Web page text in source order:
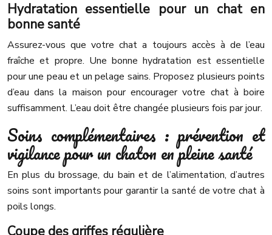
Hydratation essentielle pour un chat en
bonne santé
Assurez-vous que votre chat a toujours accès à de l’eau
fraîche et propre. Une bonne hydratation est essentielle
pour une peau et un pelage sains. Proposez plusieurs points
d’eau dans la maison pour encourager votre chat à boire
suffisamment. L’eau doit être changée plusieurs fois par jour.
Soins complémentaires : prévention et
vigilance pour un chaton en pleine santé
En plus du brossage, du bain et de l’alimentation, d’autres
soins sont importants pour garantir la santé de votre chat à
poils longs.
Coupe des griffes régulière